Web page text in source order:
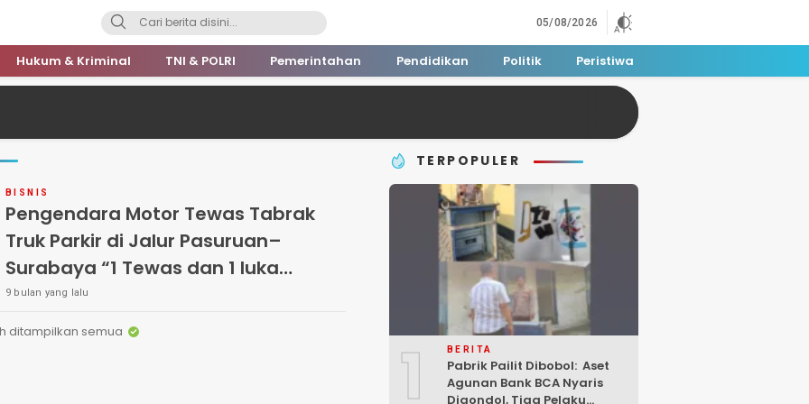
05/08/2026
Hukum & Kriminal TNI & POLRI Pemerintahan Pendidikan Politik Peristiwa
BISNIS
Pengendara Motor Tewas Tabrak
Truk Parkir di Jalur Pasuruan–
Surabaya “1 Tewas dan 1 luka
ringan”
9 bulan yang lalu
ditampilkan semua
TERPOPULER
1 BERITA
Pabrik Pailit Dibobol: Aset
Agunan Bank BCA Nyaris
Digondol, Tiga Pelaku